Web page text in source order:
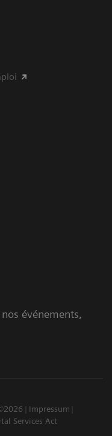
événements,
Impressum
Services Act